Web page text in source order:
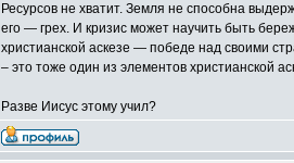
Ресурсов не хватит. Земля не способна
его — грех. И кризис может научить быть
христианской аскезе — победе над своими
– это тоже один из элементов христианской
Разве Иисус этому учил?